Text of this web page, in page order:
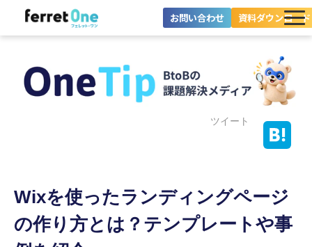
お問い合わせ 資料ダウンロード
ツール・機能一覧
料金プラン
セミナー
ツイート
Wixを使ったランディングページ
の作り方とは？テンプレートや事